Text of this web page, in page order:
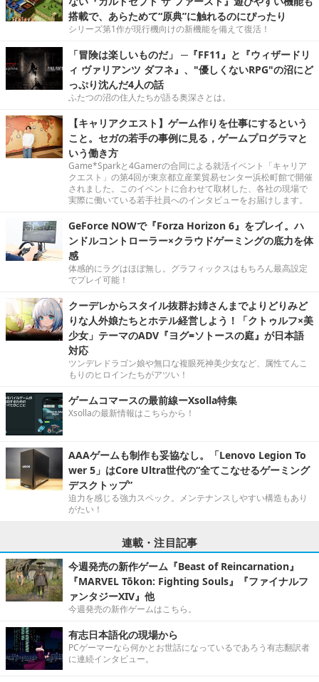
搭載で、あらためて“原典”に触れるのにぴったり
シリーズ第1作が現行機向けの新機能を備えて復活！
「冒険は楽しいものだ」 ─『FF11』と『ウィザードリ
ィ ヴァリアンツ ダフネ』、"優しくないRPG"の沼にど
っぷり沈んだ4人の話
ふたつの沼の住人たちが語る奥深さとは。
【キャリアクエスト】ゲーム作りを仕事にするという
こと。セガの若手の事例に見る，ゲームプログラマと
いう働き方
Game*Sparkと4Gamerの合同による就活イベント「キャリア
クエスト」の第4回が東京都立産業貿易センター浜松町館で開催
されました。このイベントに合わせて取材した、各社の現場で
実際に働いている若手社員へのインタビューをお届けします。
GeForce NOWで『Forza Horizon 6』をプレイ。ハ
ンドルコントローラー×クラウドゲーミングの底力を体
感
体感的にラグはほぼ無し。グラフィックスはもちろん最高設定
でプレイ可能！
クーデレからスタイル抜群お姉さんまでよりどりみど
りな人外娘たちとホテル経営しよう！「クトゥルフ×美
少女」テーマのADV『ヨグ=ソトースの庭』が日本語
対応
ツンデレドラゴン娘や無口な複眼死神美少女など、属性てんこ
もりのヒロインたちがアツい！
ゲームコマースの最前線ーXsolla特集
Xsollaの最新情報はこちらから！
AAAゲームも制作も妥協なし。「Lenovo Legion To
wer 5」はCore Ultra世代の“全てこなせるゲーミング
デスクトップ”
迫力を感じる強力スペック。メンテナンスしやすい構造もあり
がたい！
連載・注目記事
今週発売の新作ゲーム『Beast of Reincarnation』
『MARVEL Tōkon: Fighting Souls』『ファイナルフ
ァンタジーXIV』他
今週発売の新作ゲームはこちら。
有志日本語化の現場から
PCゲーマーなら何かとお世話になっているであろう有志翻訳者
に連続インタビュー。